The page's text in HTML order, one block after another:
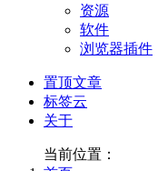
资源
软件
浏览器插件
置顶文章
标签云
关于
当前位置：